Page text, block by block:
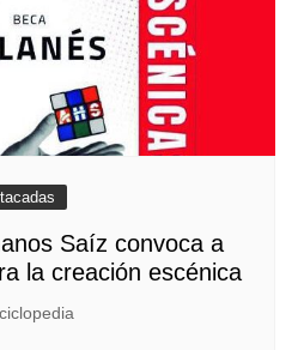
Saíz convoca a
la creación escénica